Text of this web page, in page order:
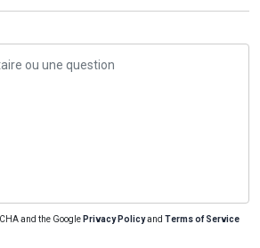
and the Google Privacy Policyand Terms of Service